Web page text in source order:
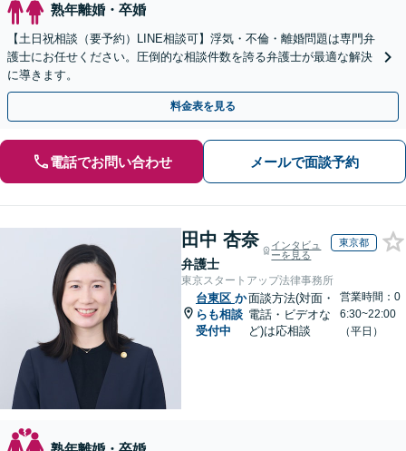
熟年離婚・卒婚
【土日祝相談（要予約）LINE相談可】浮気・不倫・離婚問題は専門弁
護士にお任せください。圧倒的な相談件数を誇る弁護士が最適な解決
に導きます。
料金表を見る
電話でお問い合わせ メールで面談予約
田中 杏奈
弁護士
インタビュ
ーを見る
東京都
東京スタートアップ法律事務所
台東区 か
らも相談
受付中
面談方法(対面・
電話・ビデオな
ど)は応相談
営業時間：0
6:30~22:00
（平日）